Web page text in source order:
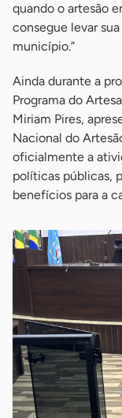
quando o artesão
consegue levar
município.”
Ainda durante a
Programa do
Miriam Pires,
Nacional do
oficialmente a
políticas públicas,
benefícios para a